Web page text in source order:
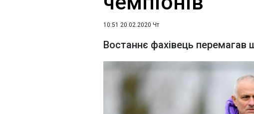
10:51 20.02.2020 Чт
Востаннє фахівець перемагав